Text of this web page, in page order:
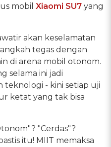
mobil Xiaomi SU7 yang
akan keselamatan
tegas dengan
di arena mobil otonom.
selama ini jadi
teknologi - kini setiap uji
ketat yang tak bisa
"Cerdas"?
itu! MIIT memaksa